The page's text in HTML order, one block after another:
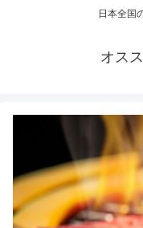
日本全国
オス